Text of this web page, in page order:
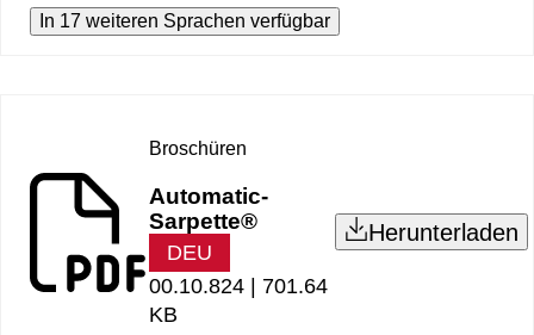
In 17 weiteren Sprachen verfügbar
Broschüren
Automatic-
Sarpette®
DEU
00.10.824 | 701.64
KB
Herunterladen